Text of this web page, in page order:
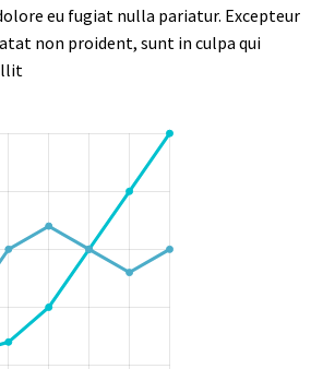
eu fugiat nulla pariatur. Excepteur
non proident, sunt in culpa qui